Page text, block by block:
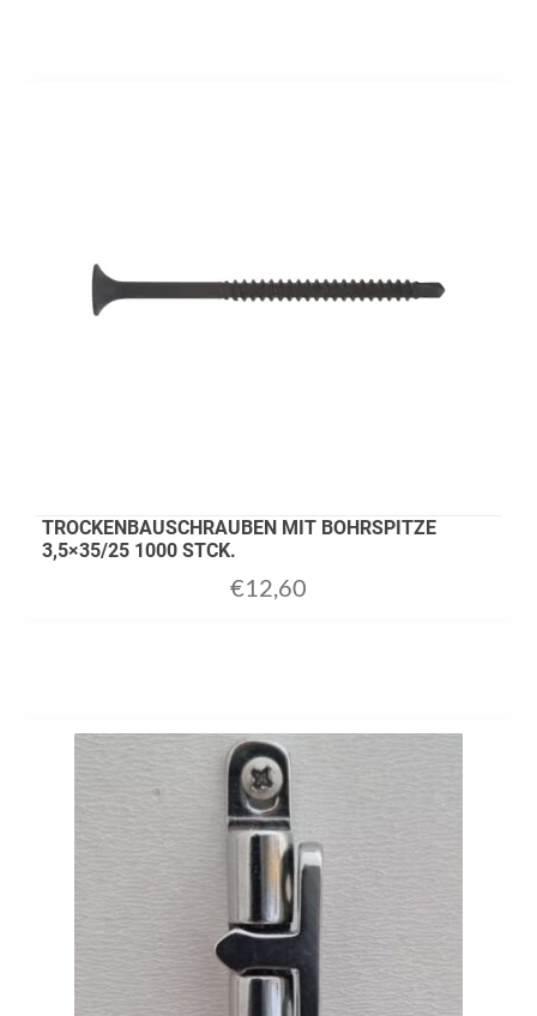
TROCKENBAUSCHRAUBEN MIT BOHRSPITZE
3,5×35/25 1000 STCK.
€12,60